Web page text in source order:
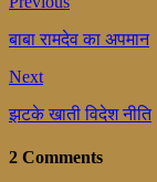
बाबा रामदेव का अपमान
Next
झटके खाती विदेश नीति
2 Comments